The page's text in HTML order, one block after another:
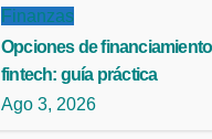
Finanzas
Opciones de
fintech: guía práctica
Ago 3, 2026